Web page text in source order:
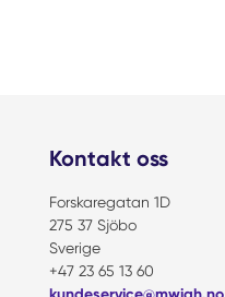
Kontakt oss
Forskaregatan 1D
275 37 Sjöbo
Sverige
+47 23 65 13 60